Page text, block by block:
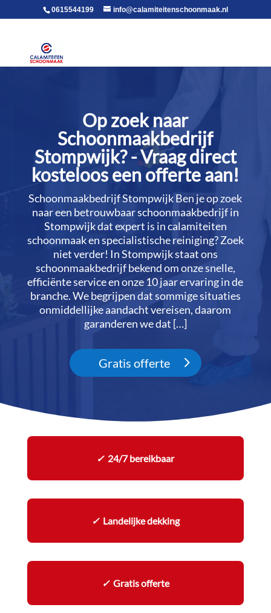
voor in de body0615544199 info@calamiteitenschoonmaak.nl
Op zoek naar
Schoonmaakbedrijf
Stompwijk? - Vraag direct
kosteloos een offerte aan!
Schoonmaakbedrijf Stompwijk Ben je op zoek
naar een betrouwbaar schoonmaakbedrijf in
Stompwijk dat expert is in calamiteiten
schoonmaak en specialistische reiniging? Zoek
niet verder! In Stompwijk staat ons
schoonmaakbedrijf bekend om onze snelle,
efficiënte service en onze 10 jaar ervaring in de
branche.​ We begrijpen dat sommige situaties
onmiddellijke aandacht vereisen, daarom
garanderen we dat […]
Gratis offerte
✓24/7 bereikbaar
✓ Landelijke dekking
✓Gratis offerte